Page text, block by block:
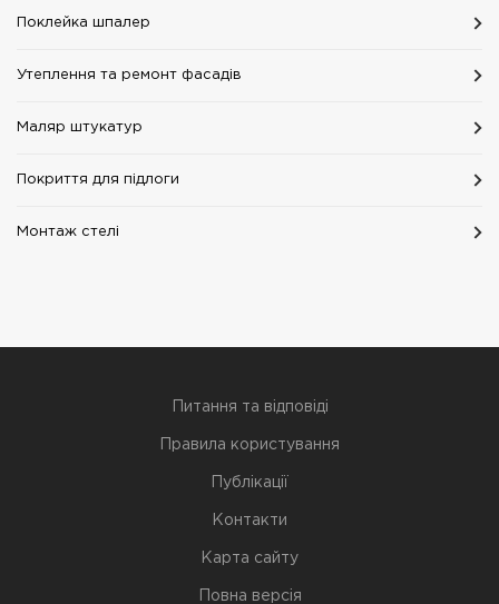
Поклейка шпалер
Утеплення та ремонт фасадів
Маляр штукатур
Покриття для підлоги
Монтаж стелі
Питання та відповіді
Правила користування
Публікації
Контакти
Карта сайту
Повна версія